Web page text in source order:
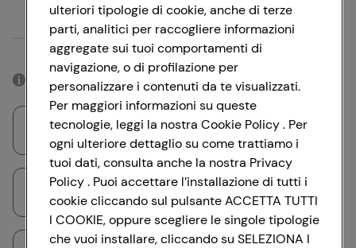
Oppure
Accedendo con il tuo account social, rimarrai connesso per 12 ore.
Accedi con Google
ulteriori tipologie di cookie, anche di terze
parti, analitici per raccogliere informazioni
aggregate sui tuoi comportamenti di
navigazione, o di profilazione per
personalizzare i contenuti da te visualizzati.
Per maggiori informazioni su queste
tecnologie, leggi la nostra Cookie Policy . Per
ogni ulteriore dettaglio su come trattiamo i
tuoi dati, consulta anche la nostra Privacy
Policy . Puoi accettare l’installazione di tutti i
cookie cliccando sul pulsante ACCETTA TUTTI
I COOKIE, oppure scegliere le singole tipologie
che vuoi installare, cliccando su SELEZIONA I